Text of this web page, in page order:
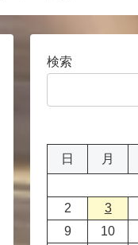
検索
日
月
2
3
9
10